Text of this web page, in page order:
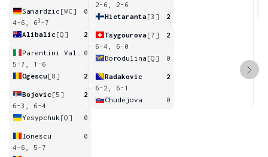
Samardzic [WC]
0
4-6, 63 -7
Alibalic [Q] 2
0
5-7, 1-6
Ogescu[8] 2
Bojovic [5]
2
6-3, 6-4
Yesypchuk [Q] 0
Ionescu
0
4-6, 5-7
2-6, 2-6
Hietaranta[3] 2
Tsygourova[7]
2
6-4, 6-0
Borodulina [Q] 0
Radakovic
2
6-2, 6-1
Chudejova
0